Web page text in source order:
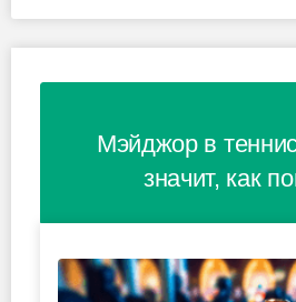
Мэйджор в
значит, как